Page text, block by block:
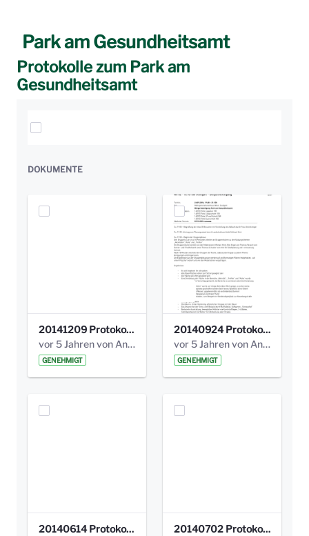
Park am Gesundheitsamt
Protokolle zum Park am
Gesundheitsamt
Elemente auswählen
DOKUMENTE
20141209 Protokoll Park am Gesundheitsamt 04.pdf
vor 5 Jahren von Anni Schlumberger
GENEHMIGT
20140924 Protokoll Park am Gesundheitsamt 03.pdf
vor 5 Jahren von Anni Schlumberger
GENEHMIGT
20140614 Protokoll Park Am Gesundheitsamt 00.pdf
20140702 Protokoll Park am Gesundheitsam 01.pdf